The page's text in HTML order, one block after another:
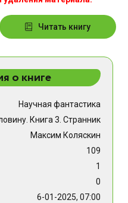
Читать книгу
о книге
Научная фантастика
Книга 3. Странник
Максим Коляскин
109
1
0
6-01-2025, 07:00